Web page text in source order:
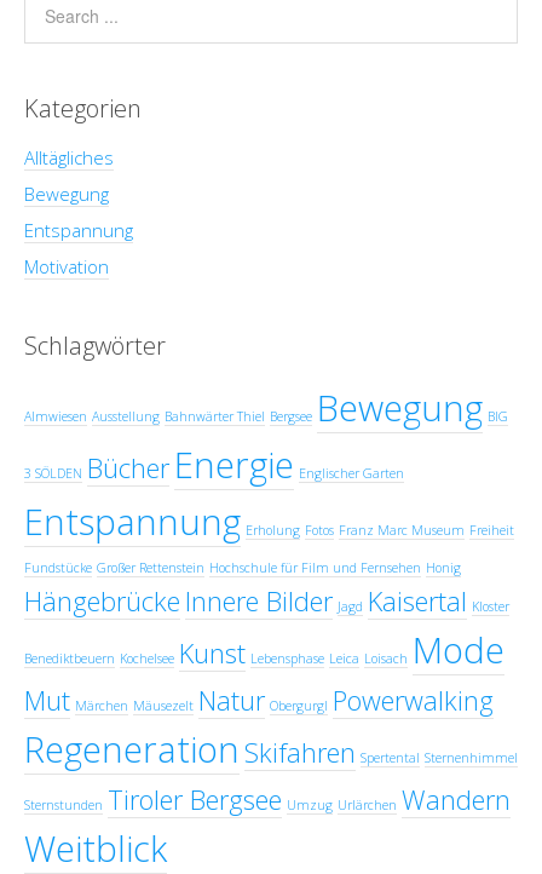
Kategorien
Alltägliches
Bewegung
Entspannung
Motivation
Schlagwörter
Almwiesen Ausstellung Bahnwärter Thiel Bergsee Bewegung BIG
3 SÖLDEN Bücher Energie Englischer Garten
Entspannung Erholung Fotos Franz Marc Museum Freiheit
Fundstücke Großer Rettenstein Hochschule für Film und Fernsehen Honig
Hängebrücke Innere Bilder Jagd Kaisertal Kloster
Benediktbeuern Kochelsee Kunst Lebensphase Leica Loisach Mode
Mut Märchen Mäusezelt Natur Obergurgl Powerwalking
Regeneration Skifahren Spertental Sternenhimmel
Sternstunden Tiroler Bergsee Umzug Urlärchen Wandern
Weitblick